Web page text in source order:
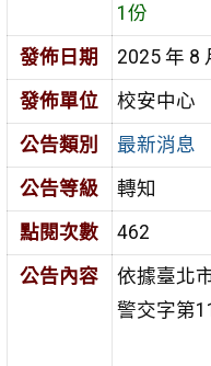
1份
發佈日期
2025 年 8
發佈單位
校安中心
公告類別
最新消息
公告等級
轉知
點閱次數
462
公告內容
依據臺北
警交字第